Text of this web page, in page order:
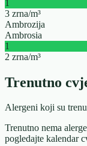
1
3 zrna/m³
Ambrozija
Ambrosia
1
2 zrna/m³
Trenutno
Alergeni koji su
Trenutno nema
pogledajte kalendar